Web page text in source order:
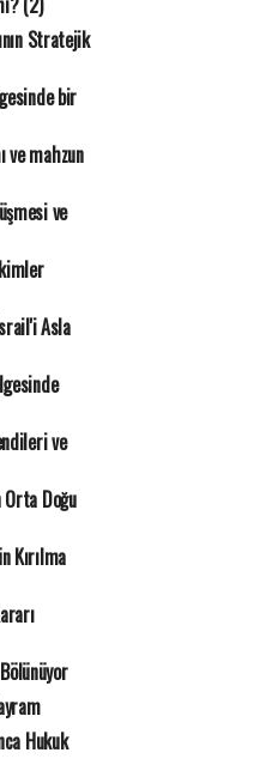
Stratejik
bir
ve mahzun
ve
Asla
ve
Doğu
Kırılma
Hukuk